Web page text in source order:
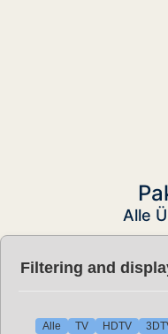
Alle
Filtering and
Alle TV HDTV